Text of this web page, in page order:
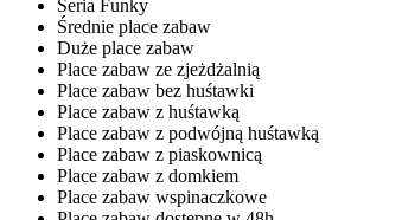
Seria Funky
Średnie place zabaw
Duże place zabaw
Place zabaw ze zjeżdżalnią
Place zabaw bez huśtawki
Place zabaw z huśtawką
Place zabaw z podwójną huśtawką
Place zabaw z piaskownicą
Place zabaw z domkiem
Place zabaw wspinaczkowe